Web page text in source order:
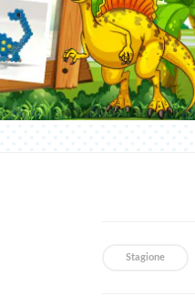
Stagione